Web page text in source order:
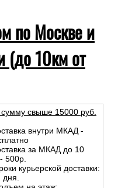
по Москве и
(до 10км от
свыше 15000 руб.
внутри МКАД -
за МКАД до 10
500р.
курьерской доставки:
дня.